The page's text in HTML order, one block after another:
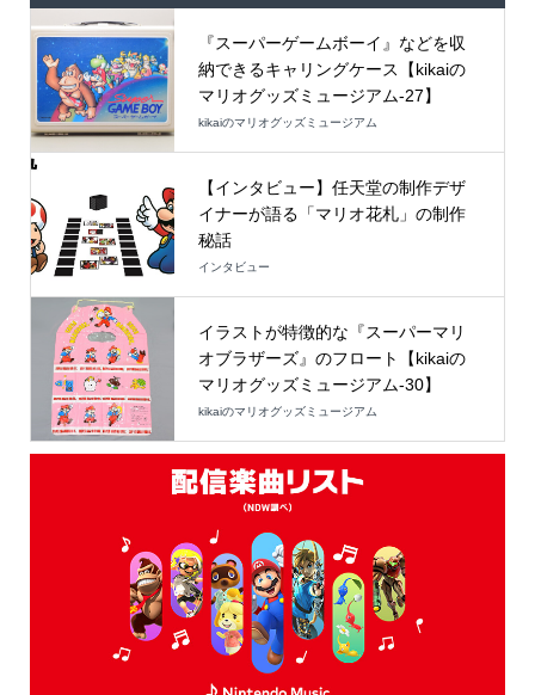
『スーパーゲームボーイ』などを収
納できるキャリングケース【kikaiの
マリオグッズミュージアム-27】
kikaiのマリオグッズミュージアム
【インタビュー】任天堂の制作デザ
イナーが語る「マリオ花札」の制作
秘話
インタビュー
イラストが特徴的な『スーパーマリ
オブラザーズ』のフロート【kikaiの
マリオグッズミュージアム-30】
kikaiのマリオグッズミュージアム